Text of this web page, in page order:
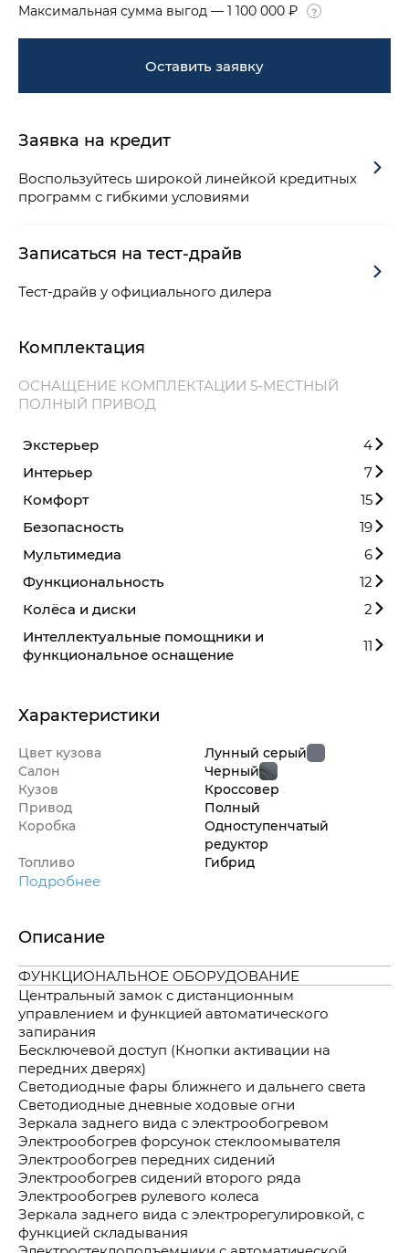
Максимальная сумма выгод — 1 100 000 ₽
Оставить заявку
Заявка на кредит
Воспользуйтесь широкой линейкой кредитных
программ с гибкими условиями
Записаться на тест-драйв
Тест-драйв у официального дилера
Комплектация
ОСНАЩЕНИЕ КОМПЛЕКТАЦИИ 5-МЕСТНЫЙ
ПОЛНЫЙ ПРИВОД
Экстерьер
4
Интерьер
7
Комфорт
15
Безопасность
19
Мультимедиа
6
Функциональность
12
Колёса и диски
2
Интеллектуальные помощники и
функциональное оснащение
11
Характеристики
Цвет кузова
Лунный серый
Салон
Черный
Кузов
Кроссовер
Привод
Полный
Коробка
Одноступенчатый
редуктор
Топливо
Гибрид
Подробнее
Описание
ФУНКЦИОНАЛЬНОЕ ОБОРУДОВАНИЕ
Центральный замок с дистанционным
управлением и функцией автоматического
запирания
Бесключевой доступ (Кнопки активации на
передних дверях)
Светодиодные фары ближнего и дальнего света
Светодиодные дневные ходовые огни
Зеркала заднего вида с электрообогревом
Электрообогрев форсунок стеклоомывателя
Электрообогрев передних сидений
Электрообогрев сидений второго ряда
Электрообогрев рулевого колеса
Зеркала заднего вида с электрорегулировкой, с
функцией складывания